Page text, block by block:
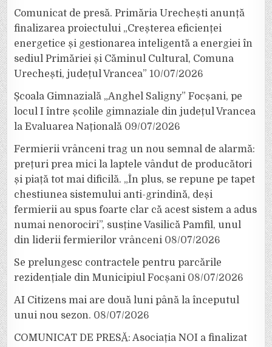
Comunicat de presă. Primăria Urechești anunță
finalizarea proiectului „Creșterea eficienței
energetice și gestionarea inteligentă a energiei în
sediul Primăriei și Căminul Cultural, Comuna
Urechești, județul Vrancea” 10/07/2026
Școala Gimnazială „Anghel Saligny” Focșani, pe
locul I între școlile gimnaziale din județul Vrancea
la Evaluarea Națională 09/07/2026
Fermierii vrânceni trag un nou semnal de alarmă:
prețuri prea mici la laptele vândut de producători
și piață tot mai dificilă. „În plus, se repune pe tapet
chestiunea sistemului anti-grindină, deși
fermierii au spus foarte clar că acest sistem a adus
numai nenorociri”, susține Vasilică Pamfil, unul
din liderii fermierilor vrânceni 08/07/2026
Se prelungesc contractele pentru parcările
rezidențiale din Municipiul Focșani 08/07/2026
AI Citizens mai are două luni până la începutul
unui nou sezon. 08/07/2026
COMUNICAT DE PRESĂ: Asociația NOI a finalizat